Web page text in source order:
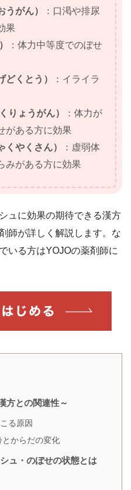
うがん）
：口渇や排尿
果
：体力中等度でのぼせ
どくとう）
：イライラ
りょうがん）
：体力が
がある方に効果
くやくさん）
：虚弱体
みがある方に効果
ュに効果の期待できる漢方
師が詳しく解説します。な
いる方はYOJOの薬剤師に
方との関連性～
る原因
からだの変化
ュ・のぼせの状態とは